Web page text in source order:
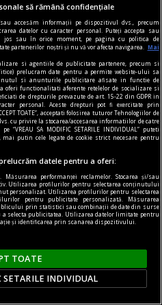
depozitate în
și s-a extins ulterior în
verde în exces, dar o
mare nevoie de ea.
să rămână confidențiale
accesăm informații pe dispozitivul dvs., precum
datelor cu caracter personal. Puteți accepta sau
jos sau în orice moment, pe pagina cu politica de
partenerilor noștri și nu vă vor afecta navigarea.
Mai
si agentiile de publicitate partenere, precum si
prelucram date pentru a permite website-ului sa
si anunturile publicitare afisate in functie de
oferi functionalitati aferente retelelor de socializare si
de drepturile prevazute de art. 15-22 din GDPR in
personal. Aceste drepturi pot fi exercitate prin
TOATE”, acceptati folosirea tuturor Tehnologiilor de
cu privire la stocarea/accesarea informatiilor de catre
SA MODIFIC SETARILE INDIVIDUAL” puteti
putin cele legate de cookie strict necesare pentru
datele pentru a oferi:
performanței reclamelor. Stocarea și/sau
Utilizarea profilurilor pentru selectarea conținutului
personalizat. Utilizarea profilurilor pentru selectarea
pentru publicitate personalizată. Măsurarea
prin statistici sau combinații de date din surse
selecta publicitatea. Utilizarea datelor limitate pentru
și identificarea prin scanarea dispozitivului.
TOATE
SETARILE INDIVIDUAL